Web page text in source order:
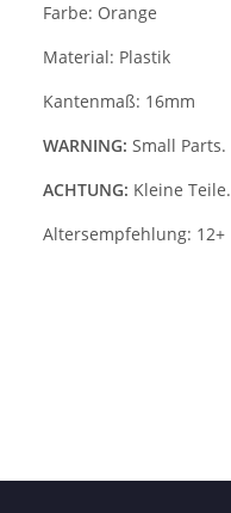
Farbe: Orange
Material: Plastik
Kantenmaß: 16mm
WARNING: Small Parts.
ACHTUNG: Kleine Teile.
Altersempfehlung: 12+